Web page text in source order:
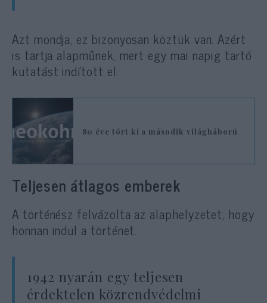
Azt mondja, ez bizonyosan köztük van. Azért
is tartja alapműnek, mert egy mai napig tartó
kutatást indított el.
80 éve tört ki a második világháború
Teljesen átlagos emberek
A történész felvázolta az alaphelyzetet, hogy
honnan indul a történet.
1942 nyarán egy teljesen
érdektelen közrendvédelmi